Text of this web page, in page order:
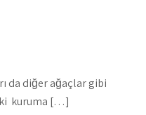
da diğer ağaçlar gibi
ki kuruma […]